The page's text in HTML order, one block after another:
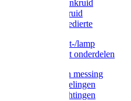
Roundup onkruid
Pokon onkruid
Pokon ongedierte
Vliegenkast-/lamp
Vliegenkast onderdelen
Zuigkorven messing
Geka koppelingen
Geka afdichtingen